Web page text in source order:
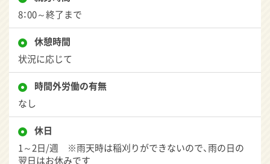
8：00～終了まで
休憩時間
状況に応じて
時間外労働の有無
なし
休日
1～2日/週 ※雨天時は稲刈りができないので、雨の日の
翌日はお休みです